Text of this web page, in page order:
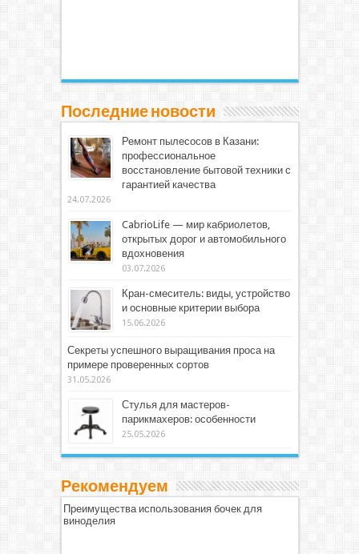
Последние новости
Ремонт пылесосов в Казани:
профессиональное
восстановление бытовой техники с
гарантией качества
24.07.2026
CabrioLife — мир кабриолетов,
открытых дорог и автомобильного
вдохновения
03.07.2026
Кран-смеситель: виды, устройство
и основные критерии выбора
15.06.2026
Секреты успешного выращивания проса на
примере проверенных сортов
31.05.2026
Стулья для мастеров-
парикмахеров: особенности
25.05.2026
Рекомендуем
Преимущества использования бочек для
виноделия